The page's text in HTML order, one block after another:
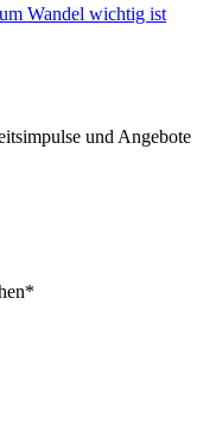
Wandel wichtig ist
und Angebote